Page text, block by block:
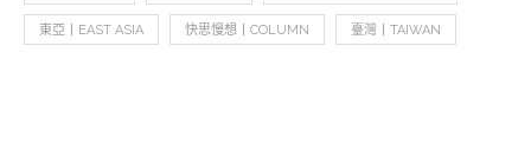
東亞丨EAST ASIA 快思慢想丨COLUMN 臺灣丨TAIWAN